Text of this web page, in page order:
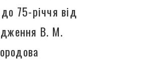
75-річчя від
В. М.